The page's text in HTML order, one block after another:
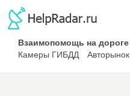
Взаимопомощь на дороге
Камеры ГИБДД
Авторынок